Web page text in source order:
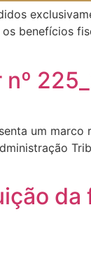
benefícios
um marco
da